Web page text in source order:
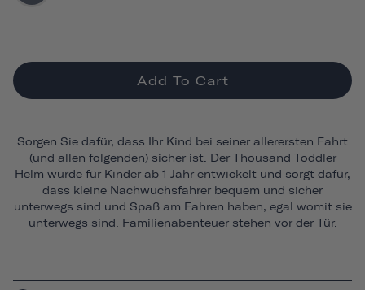
Add To Cart
Sorgen Sie dafür, dass Ihr Kind bei seiner allerersten Fahrt
(und allen folgenden) sicher ist. Der Thousand Toddler
Helm wurde für Kinder ab 1 Jahr entwickelt und sorgt dafür,
dass kleine Nachwuchsfahrer bequem und sicher
unterwegs sind und Spaß am Fahren haben, egal womit sie
unterwegs sind. Familienabenteuer stehen vor der Tür.